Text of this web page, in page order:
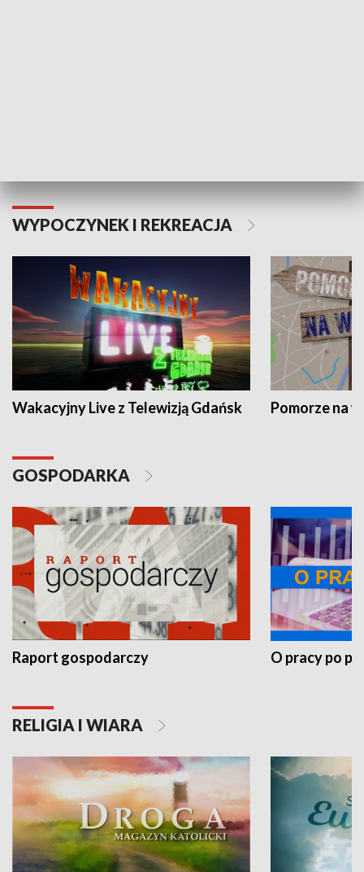
WYPOCZYNEK I REKREACJA
Wakacyjny Live z Telewizją Gdańsk Pomorze na
GOSPODARKA
Raport gospodarczy O pracy po
RELIGIA I WIARA